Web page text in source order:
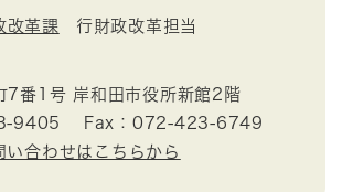
改革課 行財政改革担当
7番1号 岸和田市役所新館2階
9405
Fax：072-423-6749
い合わせはこちらから